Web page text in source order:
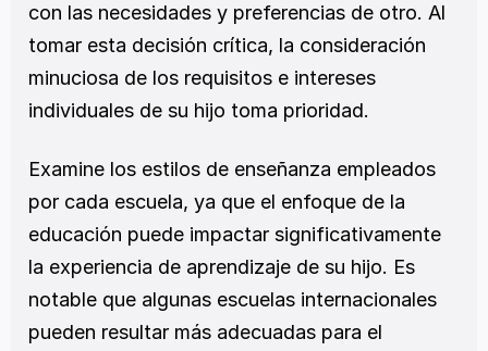
con las necesidades y preferencias de otro. Al
tomar esta decisión crítica, la consideración
minuciosa de los requisitos e intereses
individuales de su hijo toma prioridad.
Examine los estilos de enseñanza empleados
por cada escuela, ya que el enfoque de la
educación puede impactar significativamente
la experiencia de aprendizaje de su hijo. Es
notable que algunas escuelas internacionales
pueden resultar más adecuadas para el